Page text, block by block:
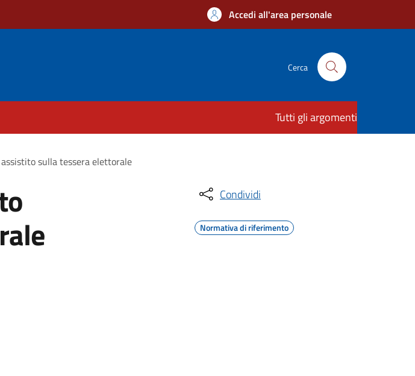
Accedi all'area personale
Cerca
Tutti gli argomenti
sulla tessera elettorale
Condividi
Normativa di riferimento